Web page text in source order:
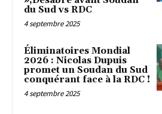
du Sud vs RDC
4 septembre 2025
Éliminatoires Mondial
2026 : Nicolas Dupuis
promet un Soudan du Sud
conquérant face à la RDC !
4 septembre 2025